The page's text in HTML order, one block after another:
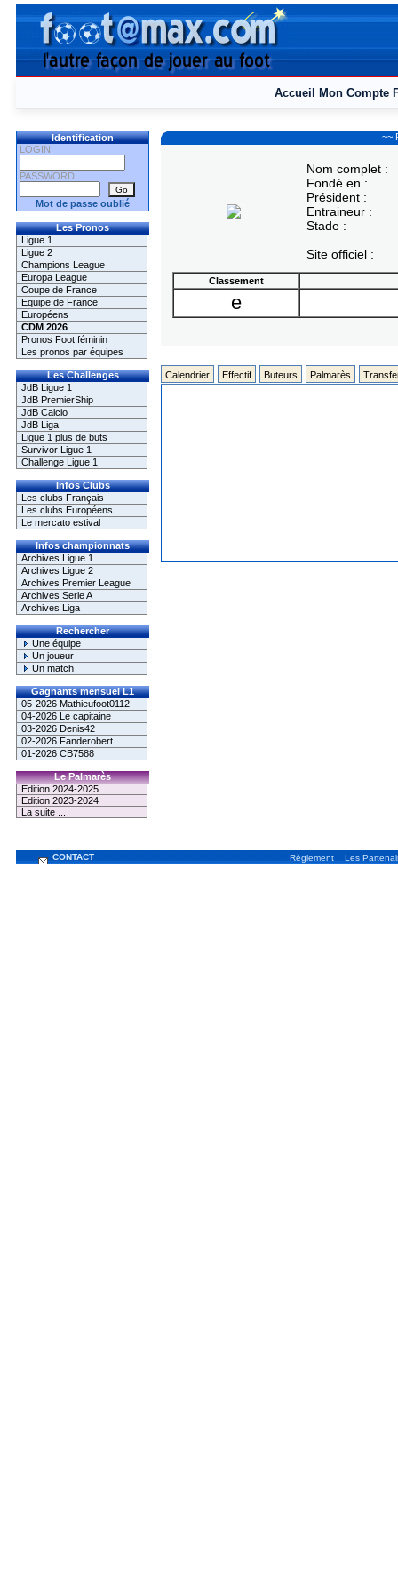
Accueil Mon Compte
Identification
LOGIN
PASSWORD
Mot de passe oublié
Les Pronos
Ligue 1
Ligue 2
Champions League
Europa League
Coupe de France
Equipe de France
Européens
CDM 2026
Pronos Foot féminin
Les pronos par équipes
Les Challenges
JdB Ligue 1
JdB PremierShip
JdB Calcio
JdB Liga
Ligue 1 plus de buts
Survivor Ligue 1
Challenge Ligue 1
Infos Clubs
Les clubs Français
Les clubs Européens
Le mercato estival
Infos championnats
Archives Ligue 1
Archives Ligue 2
Archives Premier League
Archives Serie A
Archives Liga
Rechercher
Une équipe
Un joueur
Un match
Gagnants mensuel L1
05-2026 Mathieufoot0112
04-2026 Le capitaine
03-2026 Denis42
02-2026 Fanderobert
01-2026 CB7588
Le Palmarès
Edition 2024-2025
Edition 2023-2024
La suite ...
~~
Nom complet :
Fondé en :
Président :
Entraineur :
Stade :
Site officiel :
Classement
e
Calendrier Effectif Buteurs Palmarès
CONTACT Règlement | Les